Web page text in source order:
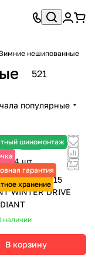
нешипованные
521
популярные
шиномонтаж
гарантия
хранение
₽ -6%
за 4 шт.
195/65 R15
WINTER DRIVE
наличии
В корзину